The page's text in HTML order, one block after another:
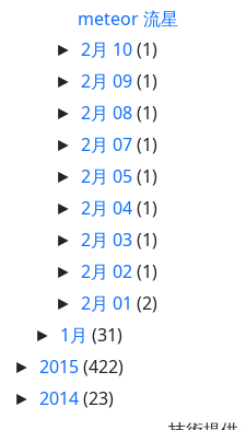
meteor 流星
► 2月 10(1)
► 2月 09(1)
► 2月 08(1)
► 2月 07(1)
► 2月 05(1)
► 2月 04(1)
► 2月 03(1)
► 2月 02(1)
► 2月 01(2)
► 1月(31)
► 2015(422)
► 2014(23)